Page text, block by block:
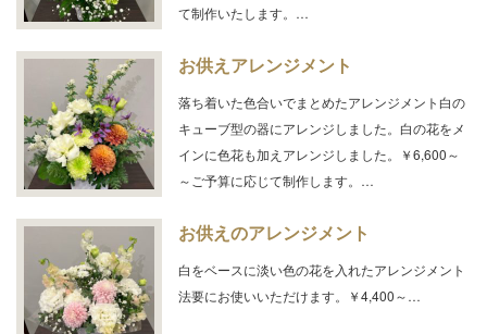
て制作いたします。…
お供えアレンジメント
落ち着いた色合いでまとめたアレンジメント白の
キューブ型の器にアレンジしました。白の花をメ
インに色花も加えアレンジしました。￥6,600～
～ご予算に応じて制作します。…
お供えのアレンジメント
白をベースに淡い色の花を入れたアレンジメント
法要にお使いいただけます。￥4,400～…